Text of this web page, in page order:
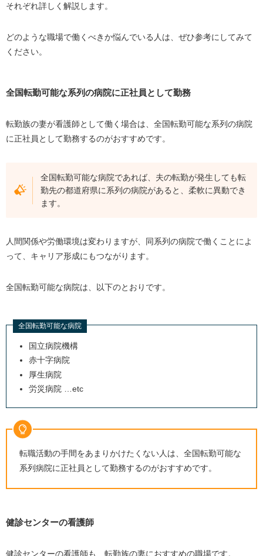
それぞれ詳しく解説します。
どのような職場で働くべきか悩んでいる人は、ぜひ参考にしてみて
ください。
全国転勤可能な系列の病院に正社員として勤務
転勤族の妻が看護師として働く場合は、全国転勤可能な系列の病院
に正社員として勤務するのがおすすめです。
全国転勤可能な病院であれば、夫の転勤が発生しても転
勤先の都道府県に系列の病院があると、柔軟に異動でき
ます。
人間関係や労働環境は変わりますが、同系列の病院で働くことによ
って、キャリア形成にもつながります。
全国転勤可能な病院は、以下のとおりです。
全国転勤可能な病院
国立病院機構
赤十字病院
厚生病院
労災病院 …etc
転職活動の手間をあまりかけたくない人は、全国転勤可能な
系列病院に正社員として勤務するのがおすすめです。
健診センターの看護師
健診センターの看護師も、転勤族の妻におすすめの職場です。